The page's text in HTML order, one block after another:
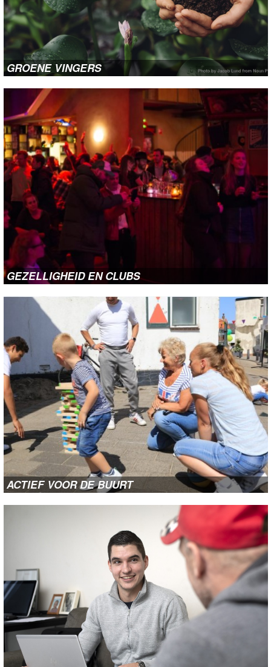
GROENE VINGERS
GEZELLIGHEID EN CLUBS
ACTIEF VOOR DE BUURT